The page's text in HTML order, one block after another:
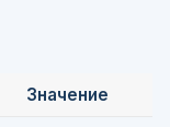
Значение